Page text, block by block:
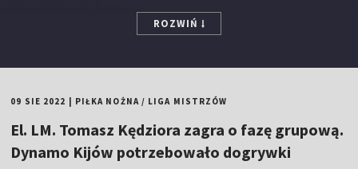
ROZWIŃ
09 SIE 2022 PIŁKA NOŻNA/ LIGA MISTRZÓW
El. LM. Tomasz Kędziora zagra o fazę grupową.
Dynamo Kijów potrzebowało dogrywki